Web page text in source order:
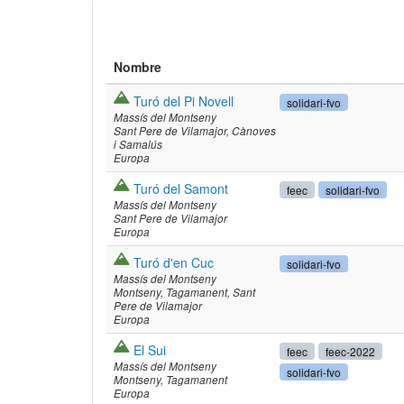
©OpenStreetMap
©Institut
Nombre
Turó del Pi Novell
Massís del Montseny
Sant Pere de Vilamajor Cànoves
i Samalús
Europa
solidari-fvo
Turó del Samont
Massís del Montseny
Sant Pere de Vilamajor
Europa
feec solidari-fvo
Turó d'en Cuc
Massís del Montseny
Montseny Tagamanent Sant
Pere de Vilamajor
Europa
solidari-fvo
El Sui
Massís del Montseny
Montseny Tagamanent
Europa
feec
feec-2022
solidari-fvo